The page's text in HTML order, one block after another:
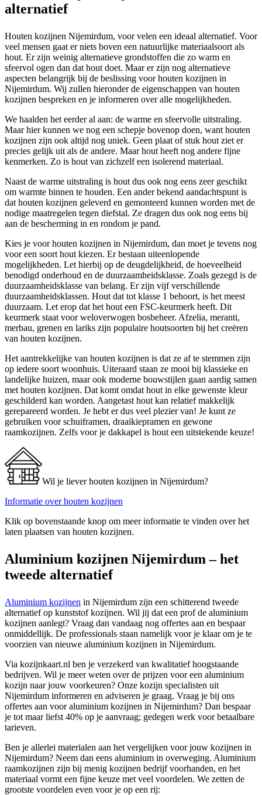
alternatief
Houten kozijnen Nijemirdum, voor velen een ideaal alternatief. Voor
veel mensen gaat er niets boven een natuurlijke materiaalsoort als
hout. Er zijn weinig alternatieve grondstoffen die zo warm en
sfeervol ogen dan dat hout doet. Maar er zijn nog alternatieve
aspecten belangrijk bij de beslissing voor houten kozijnen in
Nijemirdum. Wij zullen hieronder de eigenschappen van houten
kozijnen bespreken en je informeren over alle mogelijkheden.
We haalden het eerder al aan: de warme en sfeervolle uitstraling.
Maar hier kunnen we nog een schepje bovenop doen, want houten
kozijnen zijn ook altijd nog uniek. Geen plaat of stuk hout ziet er
precies gelijk uit als de andere. Maar hout heeft nog andere fijne
kenmerken. Zo is hout van zichzelf een isolerend materiaal.
Naast de warme uitstraling is hout dus ook nog eens zeer geschikt
om warmte binnen te houden. Een ander bekend aandachtspunt is
dat houten kozijnen geleverd en gemonteerd kunnen worden met de
nodige maatregelen tegen diefstal. Ze dragen dus ook nog eens bij
aan de bescherming in en rondom je pand.
Kies je voor houten kozijnen in Nijemirdum, dan moet je tevens nog
voor een soort hout kiezen. Er bestaan uiteenlopende
mogelijkheden. Let hierbij op de deugdelijkheid, de hoeveelheid
benodigd onderhoud en de duurzaamheidsklasse. Zoals gezegd is de
duurzaamheidsklasse van belang. Er zijn vijf verschillende
duurzaamheidsklassen. Hout dat tot klasse 1 behoort, is het meest
duurzaam. Let erop dat het hout een FSC-keurmerk heeft. Dit
keurmerk staat voor weloverwogen bosbeheer. Afzelia, meranti,
merbau, grenen en lariks zijn populaire houtsoorten bij het creëren
van houten kozijnen.
Het aantrekkelijke van houten kozijnen is dat ze af te stemmen zijn
op iedere soort woonhuis. Uiteraard staan ze mooi bij klassieke en
landelijke huizen, maar ook moderne bouwstijlen gaan aardig samen
met houten kozijnen. Dat komt omdat hout in elke gewenste kleur
geschilderd kan worden. Aangetast hout kan relatief makkelijk
gerepareerd worden. Je hebt er dus veel plezier van! Je kunt ze
gebruiken voor schuiframen, draaikiepramen en gewone
raamkozijnen. Zelfs voor je dakkapel is hout een uitstekende keuze!
Wil je liever houten kozijnen in Nijemirdum?
Informatie over houten kozijnen
Klik op bovenstaande knop om meer informatie te vinden over het
laten plaatsen van houten kozijnen.
Aluminium kozijnen Nijemirdum – het
tweede alternatief
Aluminium kozijnen in Nijemirdum zijn een schitterend tweede
alternatief op kunststof kozijnen. Wil jij dat een prof de aluminium
kozijnen aanlegt? Vraag dan vandaag nog offertes aan en bespaar
onmiddellijk. De professionals staan namelijk voor je klaar om je te
voorzien van nieuwe aluminium kozijnen in Nijemirdum.
Via kozijnkaart.nl ben je verzekerd van kwalitatief hoogstaande
bedrijven. Wil je meer weten over de prijzen voor een aluminium
kozijn naar jouw voorkeuren? Onze kozijn specialisten uit
Nijemirdum informeren en adviseren je graag. Vraag je bij ons
offertes aan voor aluminium kozijnen in Nijemirdum? Dan bespaar
je tot maar liefst 40% op je aanvraag; gedegen werk voor betaalbare
tarieven.
Ben je allerlei materialen aan het vergelijken voor jouw kozijnen in
Nijemirdum? Neem dan eens aluminium in overweging. Aluminium
raamkozijnen zijn bij menig kozijnen bedrijf voorhanden, en het
materiaal vormt een fijne keuze met veel voordelen. We zetten de
grootste voordelen even voor je op een rij: